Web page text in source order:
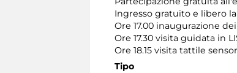
Ingresso gratuito e libero
Ore 17.00 inaugurazione
Ore 17.30 visita guidata in
Ore 18.15 visita tattile
Tipo